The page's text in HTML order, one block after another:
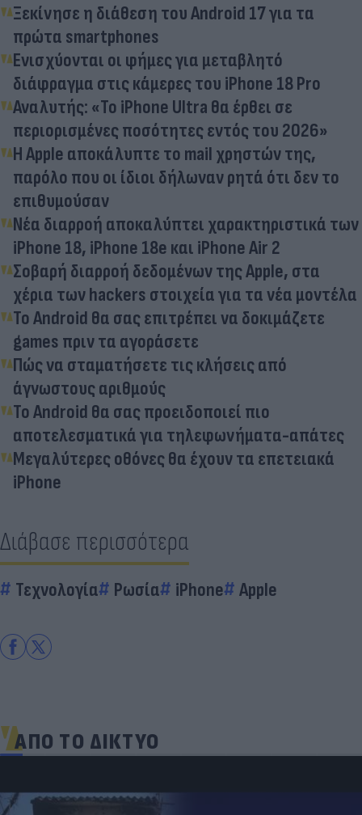
Ξεκίνησε η διάθεση του Android 17 για τα
πρώτα smartphones
Ενισχύονται οι φήμες για μεταβλητό
διάφραγμα στις κάμερες του iPhone 18 Pro
Αναλυτής: «Το iPhone Ultra θα έρθει σε
περιορισμένες ποσότητες εντός του 2026»
Η Apple αποκάλυπτε το mail χρηστών της,
παρόλο που οι ίδιοι δήλωναν ρητά ότι δεν το
επιθυμούσαν
Νέα διαρροή αποκαλύπτει χαρακτηριστικά των
iPhone 18, iPhone 18e και iPhone Air 2
Σοβαρή διαρροή δεδομένων της Apple, στα
χέρια των hackers στοιχεία για τα νέα μοντέλα
To Android θα σας επιτρέπει να δοκιμάζετε
games πριν τα αγοράσετε
Πώς να σταματήσετε τις κλήσεις από
άγνωστους αριθμούς
Το Android θα σας προειδοποιεί πιο
αποτελεσματικά για τηλεφωνήματα-απάτες
Μεγαλύτερες οθόνες θα έχουν τα επετειακά
iPhone
Διάβασε περισσότερα
Τεχνολογία Ρωσία iPhone Apple
ΑΠΟ ΤΟ ΔΙΚΤΥΟ